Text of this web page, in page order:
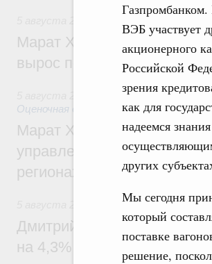
ВЭБ участвует
акционерного
Российской
зрения
как для
надеемся
других
Мы сегодня
который
поставке
решение,
Национальный
Марат Хуснуллин: Ввод
вырос почти на треть
Земельные
Оценочная деятельность
Марат Хуснуллин: По
управление «ДОМ.РФ»
регионах
Внутренний и
Дмитрий Чернышенко:
на 4,3%, въездной – на